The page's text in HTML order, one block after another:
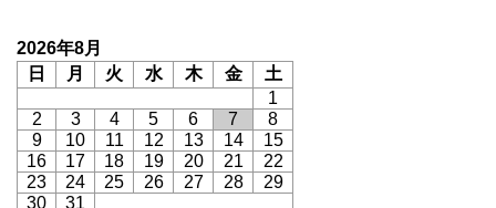
2026年8月
日
月 火 水 木 金
土
1
2
3 4 5 6 7
8
9
10 11 12 13 14
15
16
17 18 19 20 21
22
23
24 25 26 27 28
29
30
31